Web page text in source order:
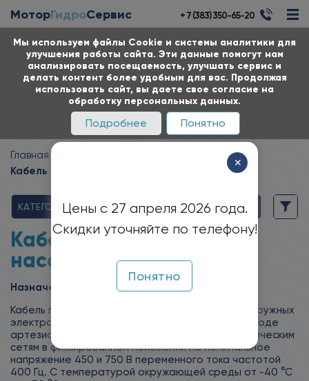
Мы используем файлы Cookie и системы аналитики для
улучшения работы сайта. Эти данные помогут нам
анализировать посещаемость, улучшать сервис и
делать контент более удобным для вас. Продолжая
использовать сайт, вы даете свое согласие на
обработку персональных данных.
Подробнее Понятно
МоторГидроСервис + 7 (383) 350-65-20
Главная
Кабель для погружных насосов КВВ-П
КАТЕГОРИИ
Кабель для погружных
насосов
КВВ-П
Назначение:
Кабель предназначен для подключения водопогружных
электродвигателей, длительно работающих в воде
артезианских скважин под давлением, к электрическим
сетям в фиксированном положении на номинальное
напряжение 450 и 750 В переменного тока частотой
400 Гц. С температурой окружающей среды от -40 °С
✕
Цены с 27 апреля 2026 года.
Скидки уточняйте по телефону!
Понятно